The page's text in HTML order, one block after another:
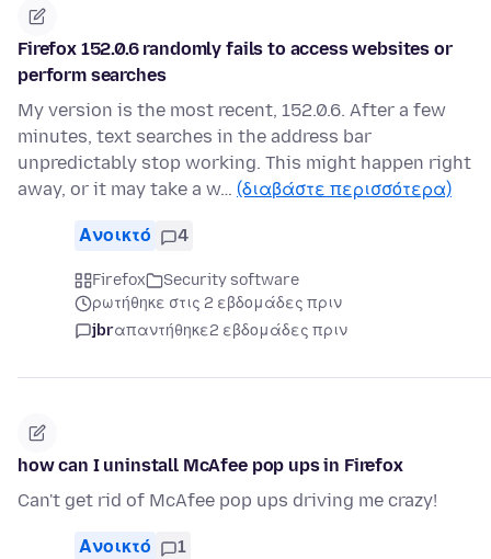
Firefox 152.0.6 randomly fails to access websites or
perform searches
My version is the most recent, 152.0.6. After a few
minutes, text searches in the address bar
unpredictably stop working. This might happen right
away, or it may take a w… (διαβάστε περισσότερα)
Ανοικτό 4
Firefox
Security software
ρωτήθηκε στις 2 εβδομάδες πριν
jbrαπαντήθηκε2 εβδομάδες πριν
how can I uninstall McAfee pop ups in Firefox
Can't get rid of McAfee pop ups driving me crazy!
Ανοικτό 1